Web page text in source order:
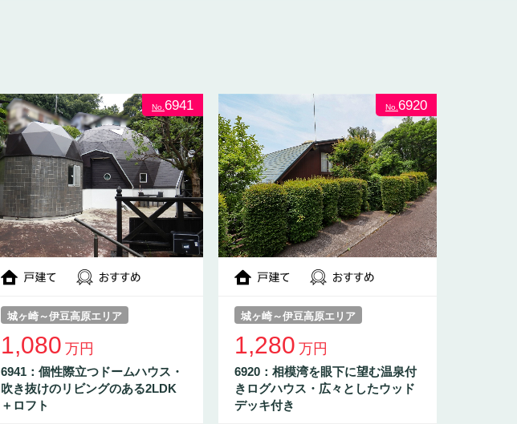
No. 6941
城ヶ崎～伊豆高原エリア
1,080 万円
6941：個性際立つドームハウス・
吹き抜けのリビングのある2LDK
＋ロフト
No. 6920
城ヶ崎～伊豆高原エリア
1,280 万円
6920：相模湾を眼下に望む温泉付
きログハウス・広々としたウッド
デッキ付き